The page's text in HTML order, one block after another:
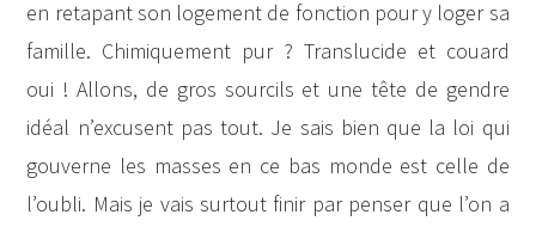
en retapant son logement de fonction pour y loger sa
famille. Chimiquement pur ? Translucide et couard
oui ! Allons, de gros sourcils et une tête de gendre
idéal n’excusent pas tout. Je sais bien que la loi qui
gouverne les masses en ce bas monde est celle de
l’oubli. Mais je vais surtout finir par penser que l’on a